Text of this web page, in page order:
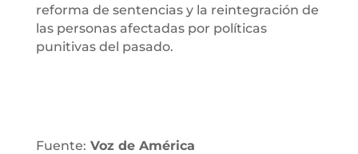
reforma de sentencias y la reintegración de
las personas afectadas por políticas
punitivas del pasado.
Fuente: Voz de América